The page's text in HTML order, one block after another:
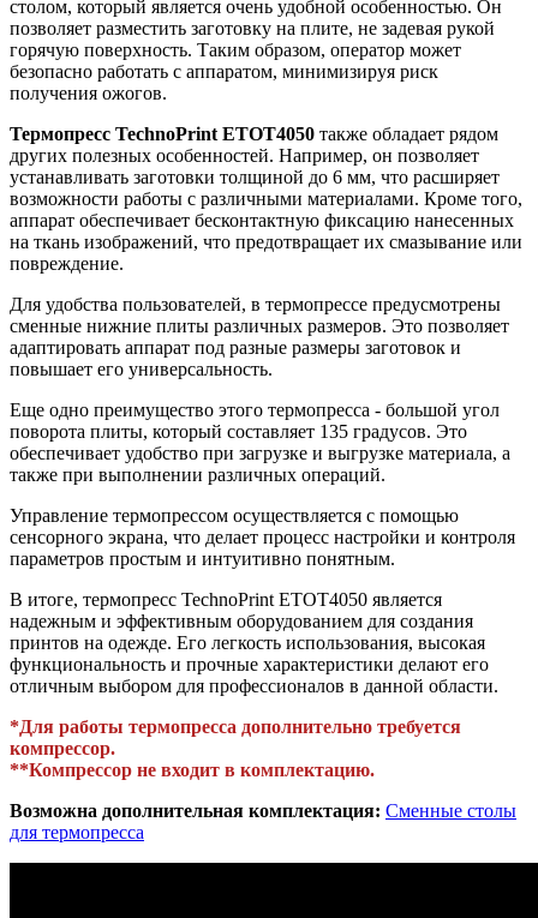
столом, который является очень удобной особенностью. Он
позволяет разместить заготовку на плите, не задевая рукой
горячую поверхность. Таким образом, оператор может
безопасно работать с аппаратом, минимизируя риск
получения ожогов.
Термопресс TechnoPrint ETOT4050 также обладает рядом
других полезных особенностей. Например, он позволяет
устанавливать заготовки толщиной до 6 мм, что расширяет
возможности работы с различными материалами. Кроме того,
аппарат обеспечивает бесконтактную фиксацию нанесенных
на ткань изображений, что предотвращает их смазывание или
повреждение.
Для удобства пользователей, в термопрессе предусмотрены
сменные нижние плиты различных размеров. Это позволяет
адаптировать аппарат под разные размеры заготовок и
повышает его универсальность.
Еще одно преимущество этого термопресса - большой угол
поворота плиты, который составляет 135 градусов. Это
обеспечивает удобство при загрузке и выгрузке материала, а
также при выполнении различных операций.
Управление термопрессом осуществляется с помощью
сенсорного экрана, что делает процесс настройки и контроля
параметров простым и интуитивно понятным.
В итоге, термопресс TechnoPrint ETOT4050 является
надежным и эффективным оборудованием для создания
принтов на одежде. Его легкость использования, высокая
функциональность и прочные характеристики делают его
отличным выбором для профессионалов в данной области.
*Для работы термопресса дополнительно требуется
компрессор.
**Компрессор не входит в комплектацию.
Возможна дополнительная комплектация: Сменные столы
для термопресса